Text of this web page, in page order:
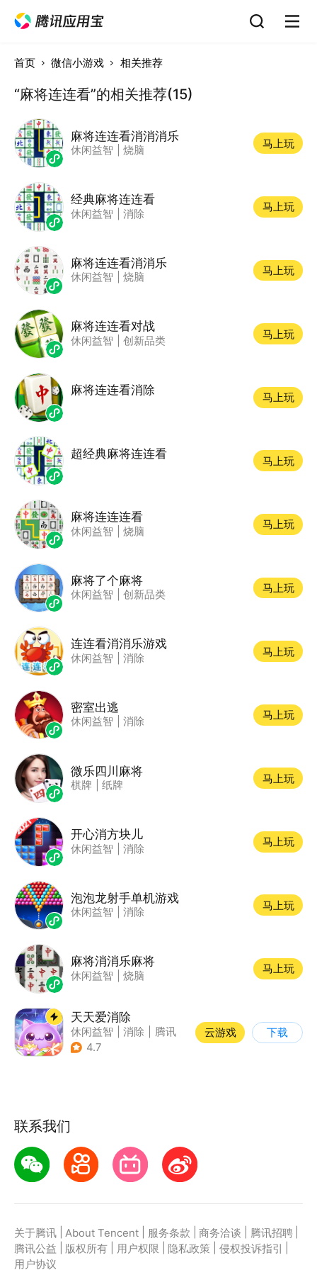
首页 微信小游戏 相关推荐
“麻将连连看”的相关推荐(15)
麻将连连看消消消乐
休闲益智 烧脑
马上玩
经典麻将连连看
休闲益智 消除
马上玩
麻将连连看消消乐
休闲益智 烧脑
马上玩
麻将连连看对战
休闲益智 创新品类
马上玩
麻将连连看消除
马上玩
超经典麻将连连看
马上玩
麻将连连连看
休闲益智 烧脑
马上玩
麻将了个麻将
休闲益智 创新品类
马上玩
连连看消消乐游戏
休闲益智 消除
马上玩
密室出逃
休闲益智 消除
马上玩
微乐四川麻将
棋牌 纸牌
马上玩
开心消方块儿
休闲益智 消除
马上玩
泡泡龙射手单机游戏
休闲益智 消除
马上玩
麻将消消乐麻将
休闲益智 烧脑
马上玩
天天爱消除
休闲益智 消除
腾讯
| 单机
4.7
云游戏 下载
联系我们
关于腾讯 About Tencent 服务条款 商务洽谈 腾讯招聘
腾讯公益
版权所有 用户权限 隐私政策 侵权投诉指引
用户协议